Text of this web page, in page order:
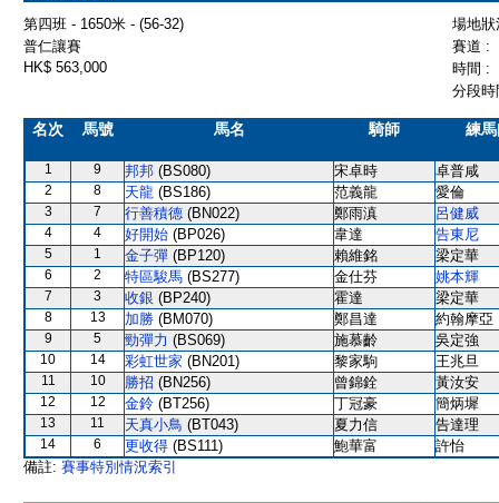
第四班 - 1650米 - (56-32)
場地
普仁讓賽
賽道 :
HK$ 563,000
時間 :
分段
名次 馬號 馬名 騎師 練
1 9 邦邦 (BS080) 宋卓時 卓普咸
2 8 天龍 (BS186) 范義龍 愛倫
3 7 行善積德 (BN022) 鄭雨滇 呂健威
4 4 好開始 (BP026) 韋達 告東尼
5 1 金子彈 (BP120) 賴維銘 梁定華
6 2 特區駿馬 (BS277) 金仕芬 姚本輝
7 3 收銀 (BP240) 霍達 梁定華
8 13 加勝 (BM070) 鄭昌達 約翰摩亞
9 5 勁彈力 (BS069) 施慕齡 吳定強
10 14 彩虹世家 (BN201) 黎家駒 王兆旦
11 10 勝招 (BN256) 曾錦銓 黃汝安
12 12 金鈴 (BT256) 丁冠豪 簡炳墀
13 11 天真小鳥 (BT043) 夏力信 告達理
14 6 更收得 (BS111) 鮑華富
許怡
備註: 賽事特別情況索引